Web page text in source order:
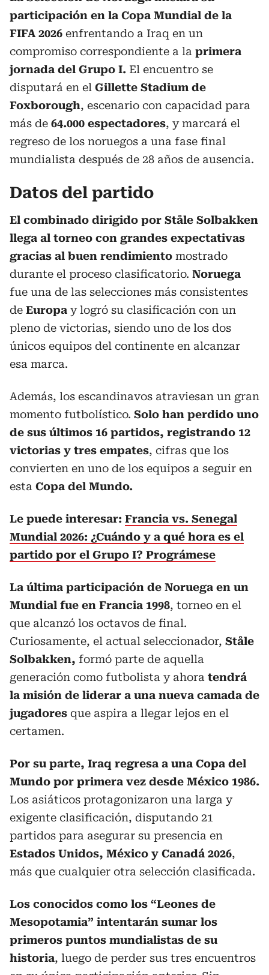
participación en la Copa Mundial de la
FIFA 2026 enfrentando a Iraq en un
compromiso correspondiente a la primera
jornada del Grupo I. El encuentro se
disputará en el Gillette Stadium de
Foxborough, escenario con capacidad para
más de 64.000 espectadores, y marcará el
regreso de los noruegos a una fase final
mundialista después de 28 años de ausencia.
Datos del partido
El combinado dirigido por Ståle Solbakken
llega al torneo con grandes expectativas
gracias al buen rendimiento mostrado
durante el proceso clasificatorio. Noruega
fue una de las selecciones más consistentes
de Europa y logró su clasificación con un
pleno de victorias, siendo uno de los dos
únicos equipos del continente en alcanzar
esa marca.
Además, los escandinavos atraviesan un gran
momento futbolístico. Solo han perdido uno
de sus últimos 16 partidos, registrando 12
victorias y tres empates, cifras que los
convierten en uno de los equipos a seguir en
esta Copa del Mundo.
Le puede interesar: Francia vs. Senegal
Mundial 2026: ¿Cuándo y a qué hora es el
partido por el Grupo I? Prográmese
La última participación de Noruega en un
Mundial fue en Francia 1998, torneo en el
que alcanzó los octavos de final.
Curiosamente, el actual seleccionador, Ståle
Solbakken, formó parte de aquella
generación como futbolista y ahora tendrá
la misión de liderar a una nueva camada de
jugadores que aspira a llegar lejos en el
certamen.
Por su parte, Iraq regresa a una Copa del
Mundo por primera vez desde México 1986.
Los asiáticos protagonizaron una larga y
exigente clasificación, disputando 21
partidos para asegurar su presencia en
Estados Unidos, México y Canadá 2026,
más que cualquier otra selección clasificada.
Los conocidos como los “Leones de
Mesopotamia” intentarán sumar los
primeros puntos mundialistas de su
historia, luego de perder sus tres encuentros